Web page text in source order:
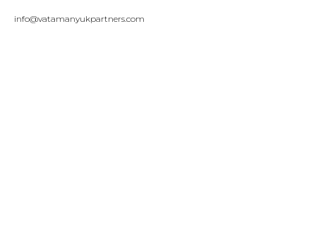
info@vatamanyukpartners.com